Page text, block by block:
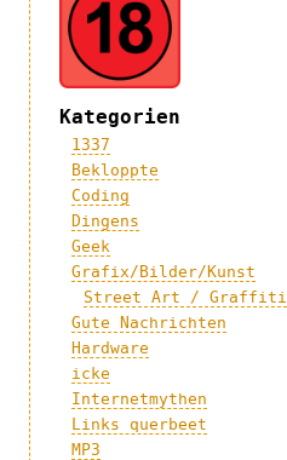
Kategorien
1337
Bekloppte
Coding
Dingens
Geek
Grafix/Bilder/Kunst
Street Art / Graffiti
Gute Nachrichten
Hardware
icke
Internetmythen
Links querbeet
MP3